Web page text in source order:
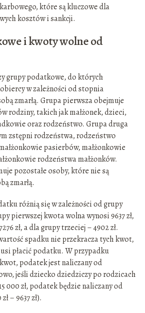
które są kluczowe dla
kosztów i sankcji.
i kwoty wolne od
grupy podatkowe, do których
w zależności od stopnia
zmarłą. Grupa pierwsza obejmuje
rodziny, takich jak małżonek, dzieci,
oraz rodzeństwo. Grupa druga
zstępni rodzeństwa, rodzeństwo
pasierbów, małżonkowie
rodzeństwa małżonków.
pozostałe osoby, które nie są
zmarłą.
różnią się w zależności od grupy
pierwszej kwota wolna wynosi 9637 zł,
zł, a dla grupy trzeciej – 4902 zł.
spadku nie przekracza tych kwot,
płacić podatku. W przypadku
podatek jest naliczany od
jeśli dziecko dziedziczy po rodzicach
000 zł, podatek będzie naliczany od
– 9637 zł).